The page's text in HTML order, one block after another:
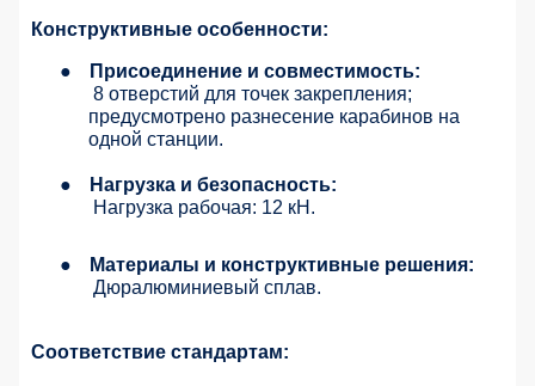
Конструктивные особенности:
●
Присоединение и совместимость:
8 отверстий для точек закрепления;
предусмотрено разнесение карабинов на
одной станции.
●
Нагрузка и безопасность:
Нагрузка рабочая: 12 кН.
●
Материалы и конструктивные решения:
Дюралюминиевый сплав.
Соответствие стандартам: